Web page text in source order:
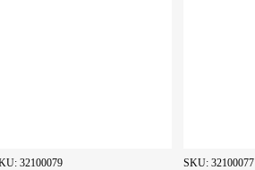
32100079 SKU: 32100077